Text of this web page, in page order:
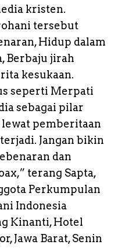
kristen.
tersebut
Hidup dalam
Berbaju jirah
kesukaan.
seperti Merpati
sebagai pilar
pemberitaan
Jangan bikin
dan
terang Sapta,
Perkumpulan
Indonesia
Kinanti, Hotel
Jawa Barat, Senin